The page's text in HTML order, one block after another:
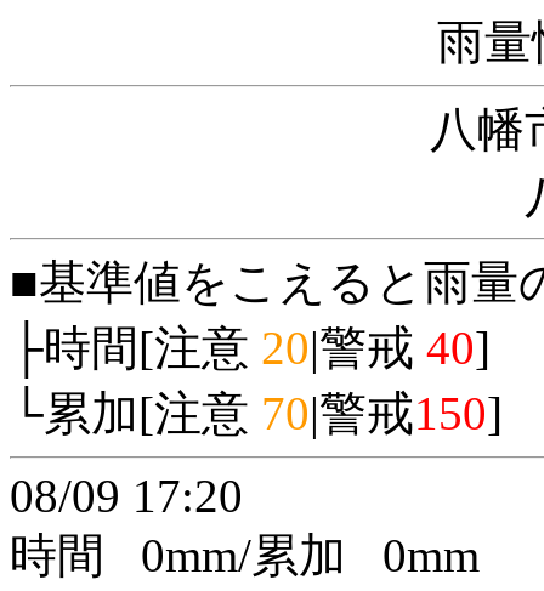
雨量
八幡
■基準値をこえると雨量
├時間[注意 20|警戒 40]
└累加[注意 70|警戒150]
08/09 17:20
時間
0mm/累加 0mm